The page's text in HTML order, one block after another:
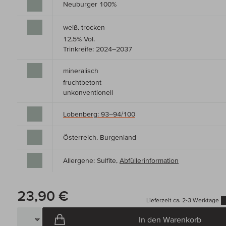
Neuburger 100%
weiß, trocken
12,5% Vol.
Trinkreife: 2024–2037
mineralisch
fruchtbetont
unkonventionell
Lobenberg: 93–94/100
Österreich, Burgenland
Allergene: Sulfite, Abfüllerinformation
23,90 € Lieferzeit ca. 2-3 Werktage
In den Warenkorb